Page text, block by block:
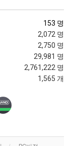
153 명
2,072 명
2,750 명
29,981 명
2,761,222 명
1,565 개